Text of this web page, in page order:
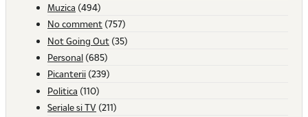
Muzica (494)
No comment (757)
Not Going Out (35)
Personal (685)
Picanterii (239)
Politica (110)
Seriale si TV (211)